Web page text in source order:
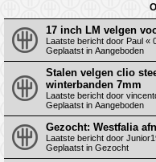
17 inch LM velgen
Laatste bericht door Paul «
Geplaatst in Aangeboden
Stalen velgen clio
winterbanden 7mm
Laatste bericht door
Geplaatst in Aangeboden
Gezocht: Westfalia
Laatste bericht door
Geplaatst in Gezocht